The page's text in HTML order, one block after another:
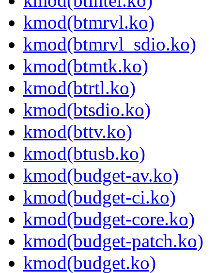
kmod(btmrvl.ko)
kmod(btmrvl_sdio.ko)
kmod(btmtk.ko)
kmod(btrtl.ko)
kmod(btsdio.ko)
kmod(bttv.ko)
kmod(btusb.ko)
kmod(budget-av.ko)
kmod(budget-ci.ko)
kmod(budget-core.ko)
kmod(budget-patch.ko)
kmod(budget.ko)